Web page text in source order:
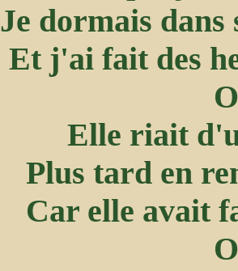
Je dormais dans
Et j'ai fait des
Elle riait
Plus tard en
Car elle avait